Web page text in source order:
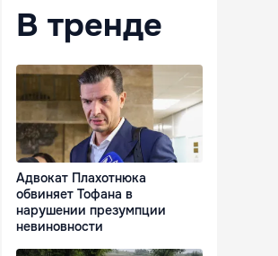
В тренде
Адвокат Плахотнюка
обвиняет Тофана в
нарушении презумпции
невиновности